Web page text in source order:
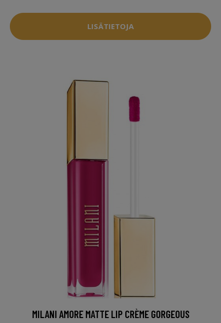
LISÄTIETOJA
MILANI AMORE MATTE LIP CRÈME GORGEOUS